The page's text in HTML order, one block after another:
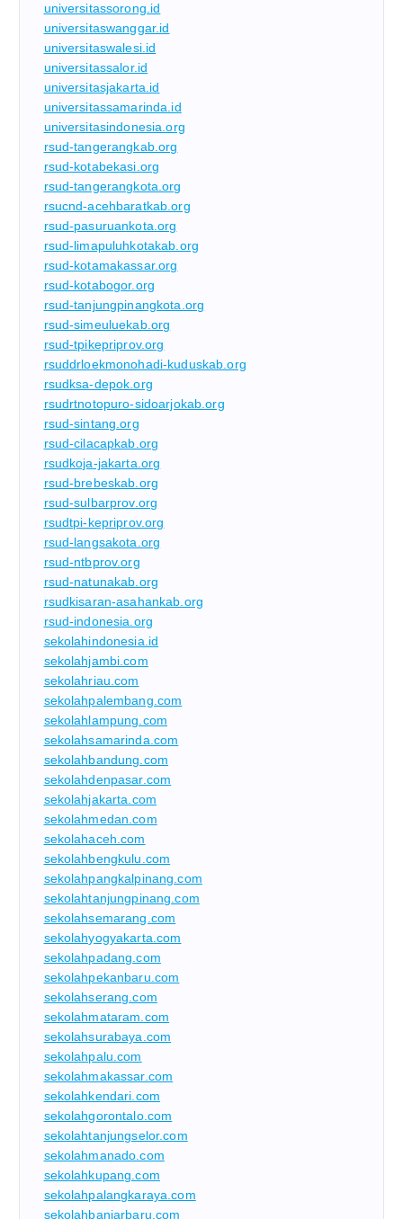
universitassorong.id
universitaswanggar.id
universitaswalesi.id
universitassalor.id
universitasjakarta.id
universitassamarinda.id
universitasindonesia.org
rsud-tangerangkab.org
rsud-kotabekasi.org
rsud-tangerangkota.org
rsucnd-acehbaratkab.org
rsud-pasuruankota.org
rsud-limapuluhkotakab.org
rsud-kotamakassar.org
rsud-kotabogor.org
rsud-tanjungpinangkota.org
rsud-simeuluekab.org
rsud-tpikepriprov.org
rsuddrloekmonohadi-kuduskab.org
rsudksa-depok.org
rsudrtnotopuro-sidoarjokab.org
rsud-sintang.org
rsud-cilacapkab.org
rsudkoja-jakarta.org
rsud-brebeskab.org
rsud-sulbarprov.org
rsudtpi-kepriprov.org
rsud-langsakota.org
rsud-ntbprov.org
rsud-natunakab.org
rsudkisaran-asahankab.org
rsud-indonesia.org
sekolahindonesia.id
sekolahjambi.com
sekolahriau.com
sekolahpalembang.com
sekolahlampung.com
sekolahsamarinda.com
sekolahbandung.com
sekolahdenpasar.com
sekolahjakarta.com
sekolahmedan.com
sekolahaceh.com
sekolahbengkulu.com
sekolahpangkalpinang.com
sekolahtanjungpinang.com
sekolahsemarang.com
sekolahyogyakarta.com
sekolahpadang.com
sekolahpekanbaru.com
sekolahserang.com
sekolahmataram.com
sekolahsurabaya.com
sekolahpalu.com
sekolahmakassar.com
sekolahkendari.com
sekolahgorontalo.com
sekolahtanjungselor.com
sekolahmanado.com
sekolahkupang.com
sekolahpalangkaraya.com
sekolahbanjarbaru.com